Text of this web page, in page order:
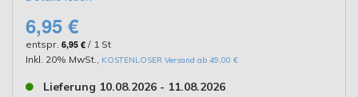
6,95 €
entspr. 6,95 € / 1 St
Inkl. 20% MwSt.
KOSTENLOSER Versand ab 49,00 €
Lieferung 10.08.2026 - 11.08.2026